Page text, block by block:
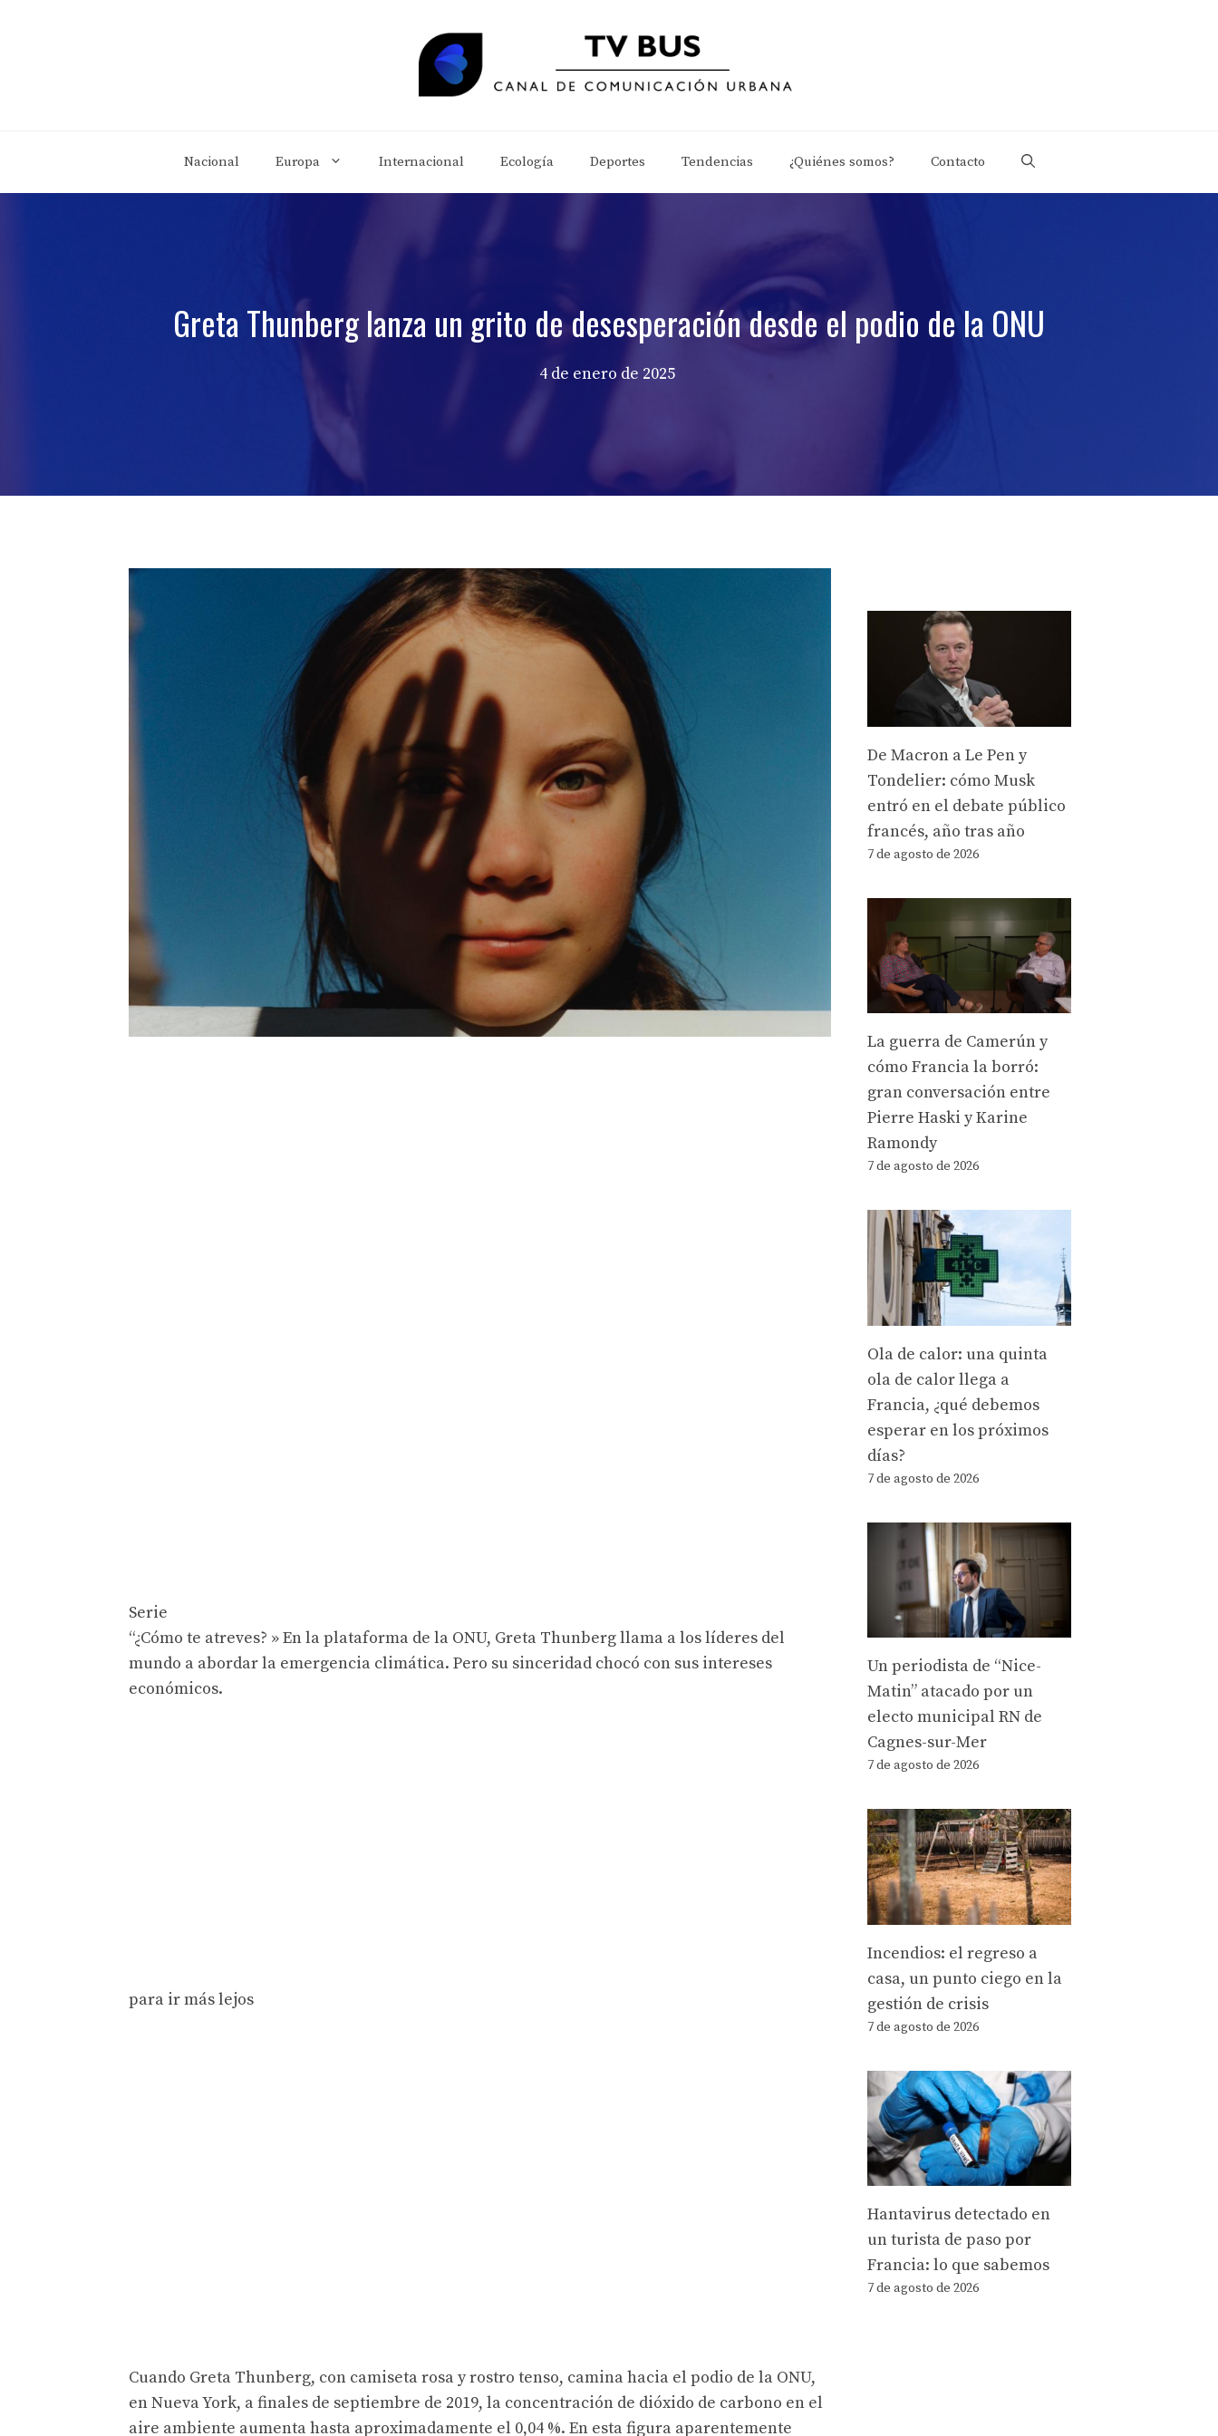
Nacional Europa Internacional Ecología Deportes Tendencias ¿Quiénes somos? Contacto
Greta Thunberg lanza un grito de desesperación desde el podio de la ONU
4 de enero de 2025
Serie
“¿Cómo te atreves? » En la plataforma de la ONU, Greta Thunberg llama a los líderes del
mundo a abordar la emergencia climática. Pero su sinceridad chocó con sus intereses
económicos.
para ir más lejos
Cuando Greta Thunberg, con camiseta rosa y rostro tenso, camina hacia el podio de la ONU,
en Nueva York, a finales de septiembre de 2019, la concentración de dióxido de carbono en el
aire ambiente aumenta hasta aproximadamente el 0,04 %. En esta figura aparentemente
De Macron a Le Pen y
Tondelier: cómo Musk
entró en el debate público
francés, año tras año
7 de agosto de 2026
La guerra de Camerún y
cómo Francia la borró:
gran conversación entre
Pierre Haski y Karine
Ramondy
7 de agosto de 2026
Ola de calor: una quinta
ola de calor llega a
Francia, ¿qué debemos
esperar en los próximos
días?
7 de agosto de 2026
Un periodista de “Nice-
Matin” atacado por un
electo municipal RN de
Cagnes-sur-Mer
7 de agosto de 2026
Incendios: el regreso a
casa, un punto ciego en la
gestión de crisis
7 de agosto de 2026
Hantavirus detectado en
un turista de paso por
Francia: lo que sabemos
7 de agosto de 2026